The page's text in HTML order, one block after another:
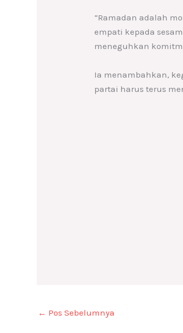
“Ramadan adalah
empati kepada
meneguhkan
Ia menambahkan,
partai harus terus
← Pos Sebelumnya